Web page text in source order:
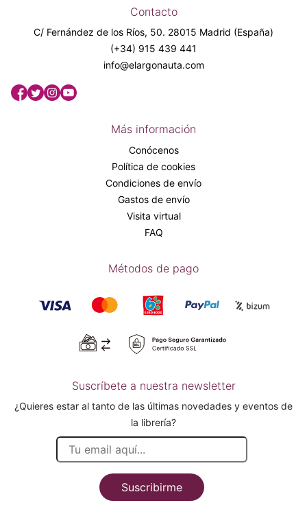
Contacto
C/ Fernández de los Ríos, 50. 28015 Madrid (España)
(+34) 915 439 441
info@elargonauta.com
Más información
Conócenos
Política de cookies
Condiciones de envío
Gastos de envío
Visita virtual
FAQ
Métodos de pago
Suscríbete a nuestra newsletter
¿Quieres estar al tanto de las últimas novedades y eventos de
la librería?
Suscribirme